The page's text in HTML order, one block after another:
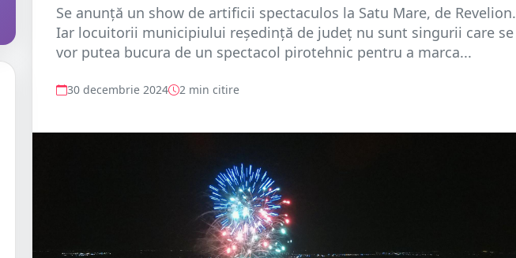
Se anunță un show de artificii spectaculos la Satu Mare, de Revelion.
Iar locuitorii municipiului reședință de județ nu sunt singurii care se
vor putea bucura de un spectacol pirotehnic pentru a marca...
30 decembrie 2024 2 min citire